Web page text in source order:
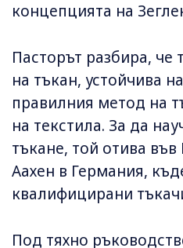
концепцията на
Пасторът разбира, че
на тъкан, устойчива
правилния метод на
на текстила. За да
тъкане, той отива
Аахен в Германия,
квалифицирани
Под тяхно